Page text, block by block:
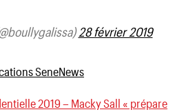
28 février 2019
2019 – Macky Sall « prépare